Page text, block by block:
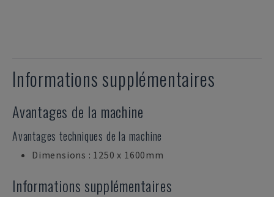
Informations supplémentaires
Avantages de la machine
Avantages techniques de la machine
Dimensions : 1250 x 1600mm
Informations supplémentaires